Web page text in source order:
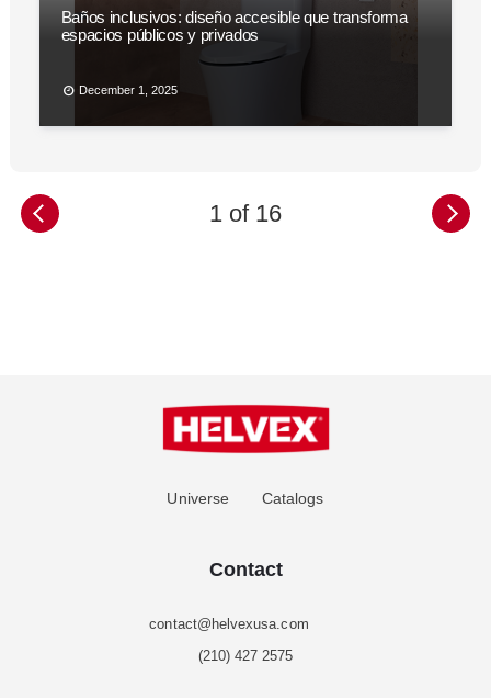
Baños inclusivos: diseño accesible que transforma
espacios públicos y privados
December 1, 2025
1 of 16
Universe Catalogs
Contact
contact@helvexusa.com
(210) 427 2575